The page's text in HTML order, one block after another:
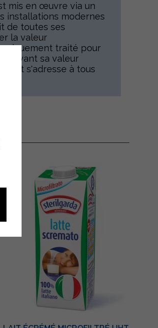
mis en œuvre via un
installations modernes
de toutes ses
la valeur
traité pour
sa valeur
s'adresse à tous